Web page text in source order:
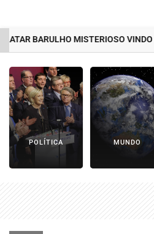
MISTERIOSO VINDO DO MAR
POLÍTICA MUNDO